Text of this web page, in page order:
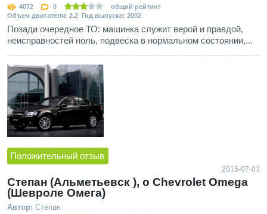
4072 0
общий рейтинг
Объем двигателя: 2.2 Год выпуска: 2002
Позади очередное ТО: машинка служит верой и правдой,
неисправностей ноль, подвеска в нормальном состоянии,...
Положительный отзыв
2015-07-03
Степан (Альметьевск ), о Chevrolet Omega
(Шевроле Омега)
Автор: Степан